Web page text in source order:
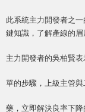
此系統主力開發者之
鍵知識，了解產線的眉
主力開發者的吳柏賢
單的步驟，上級主管
藥，立即解決良率下降